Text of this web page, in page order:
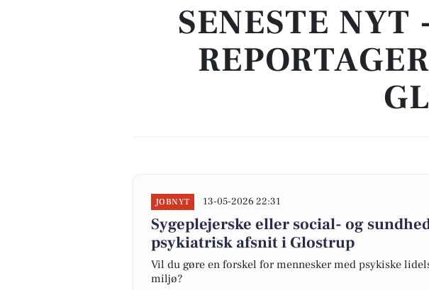
SENESTE
JOBNYT 13-05-2026 22:31
Sygeplejerske eller social- og
psykiatrisk afsnit i Glostrup
Vil du gøre en forskel for mennesker med psykiske
miljø?